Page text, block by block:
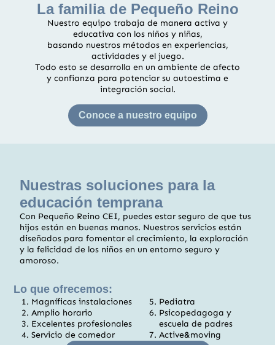
La familia de Pequeño Reino
Nuestro equipo trabaja de manera activa y
educativa con los niños y niñas,
basando nuestros métodos en experiencias,
actividades y el juego.
Todo esto se desarrolla en un ambiente de afecto
y confianza para potenciar su autoestima e
integración social.
Conoce a nuestro equipo
Nuestras soluciones para la
educación temprana
Con Pequeño Reino CEI, puedes estar seguro de que tus
hijos están en buenas manos. Nuestros servicios están
diseñados para fomentar el crecimiento, la exploración
y la felicidad de los niños en un entorno seguro y
amoroso.
Lo que ofrecemos:
Magníficas instalaciones
Amplio horario
Excelentes profesionales
Servicio de comedor
Pediatra
Psicopedagoga y
escuela de padres
Active&moving